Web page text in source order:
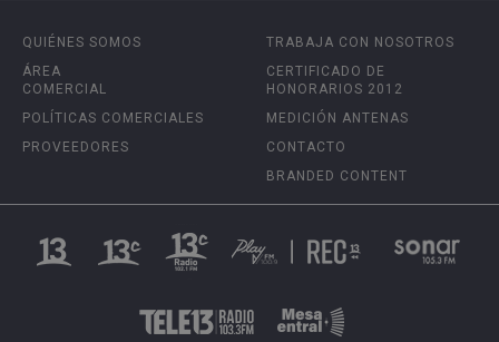
QUIÉNES SOMOS
ÁREA
COMERCIAL
POLÍTICAS COMERCIALES
PROVEEDORES
TRABAJA CON NOSOTROS
CERTIFICADO DE
HONORARIOS 2012
MEDICIÓN ANTENAS
CONTACTO
BRANDED CONTENT